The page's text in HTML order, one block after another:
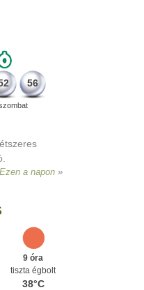
56
filozófus,
Szent
9 óra
tiszta égbolt
38°C